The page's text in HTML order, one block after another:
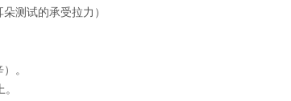
测试的承受拉力）
。
。